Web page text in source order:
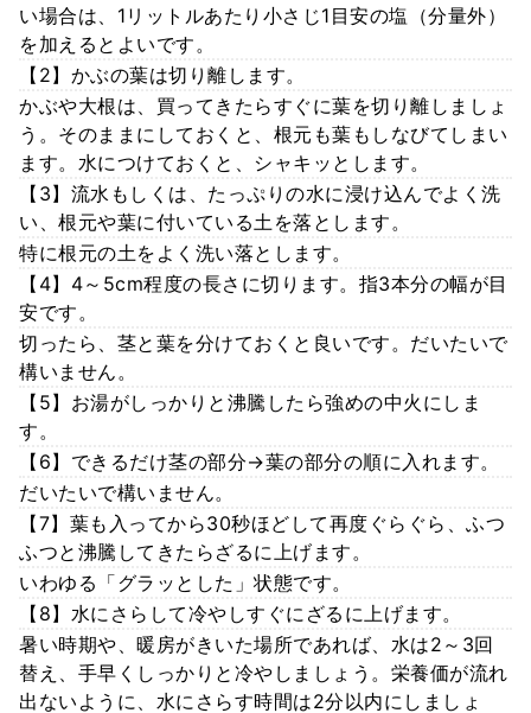
い場合は、1リットルあたり小さじ1目安の塩（分量外）
を加えるとよいです。
【2】かぶの葉は切り離します。
かぶや大根は、買ってきたらすぐに葉を切り離しましょ
う。そのままにしておくと、根元も葉もしなびてしまい
ます。水につけておくと、シャキッとします。
【3】流水もしくは、たっぷりの水に浸け込んでよく洗
い、根元や葉に付いている土を落とします。
特に根元の土をよく洗い落とします。
【4】4～5cm程度の長さに切ります。指3本分の幅が目
安です。
切ったら、茎と葉を分けておくと良いです。だいたいで
構いません。
【5】お湯がしっかりと沸騰したら強めの中火にしま
す。
【6】できるだけ茎の部分→葉の部分の順に入れます。
だいたいで構いません。
【7】葉も入ってから30秒ほどして再度ぐらぐら、ふつ
ふつと沸騰してきたらざるに上げます。
いわゆる「グラッとした」状態です。
【8】水にさらして冷やしすぐにざるに上げます。
暑い時期や、暖房がきいた場所であれば、水は2～3回
替え、手早くしっかりと冷やしましょう。栄養価が流れ
出ないように、水にさらす時間は2分以内にしましょ